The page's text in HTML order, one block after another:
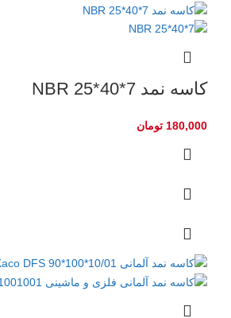
کاسه نمد NBR 25*40*7
180,000 تومان